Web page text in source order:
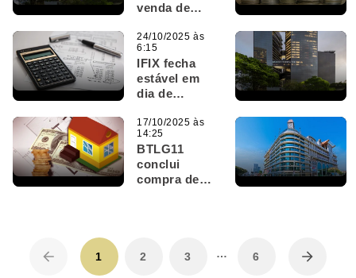
venda de
corporativos
adquiridos
do SARE11
IFIX fecha
estável em
dia de
IRDM11 tem
maior alta em
último
pregão
24/10/2025 às
6:15
BTLG11
conclui
compra de
B3
17/10/2025 às
14:25
1 2 3 … 6